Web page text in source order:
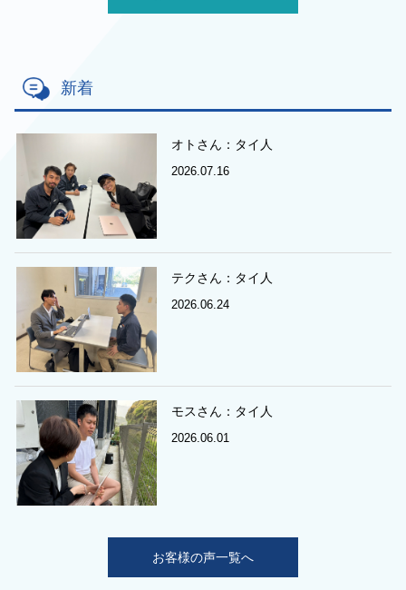
新着
オトさん：タイ人
2026.07.16
テクさん：タイ人
2026.06.24
モスさん：タイ人
2026.06.01
お客様の声一覧へ